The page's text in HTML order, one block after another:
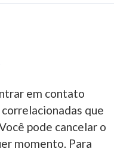
em contato
que
pode cancelar o
momento. Para